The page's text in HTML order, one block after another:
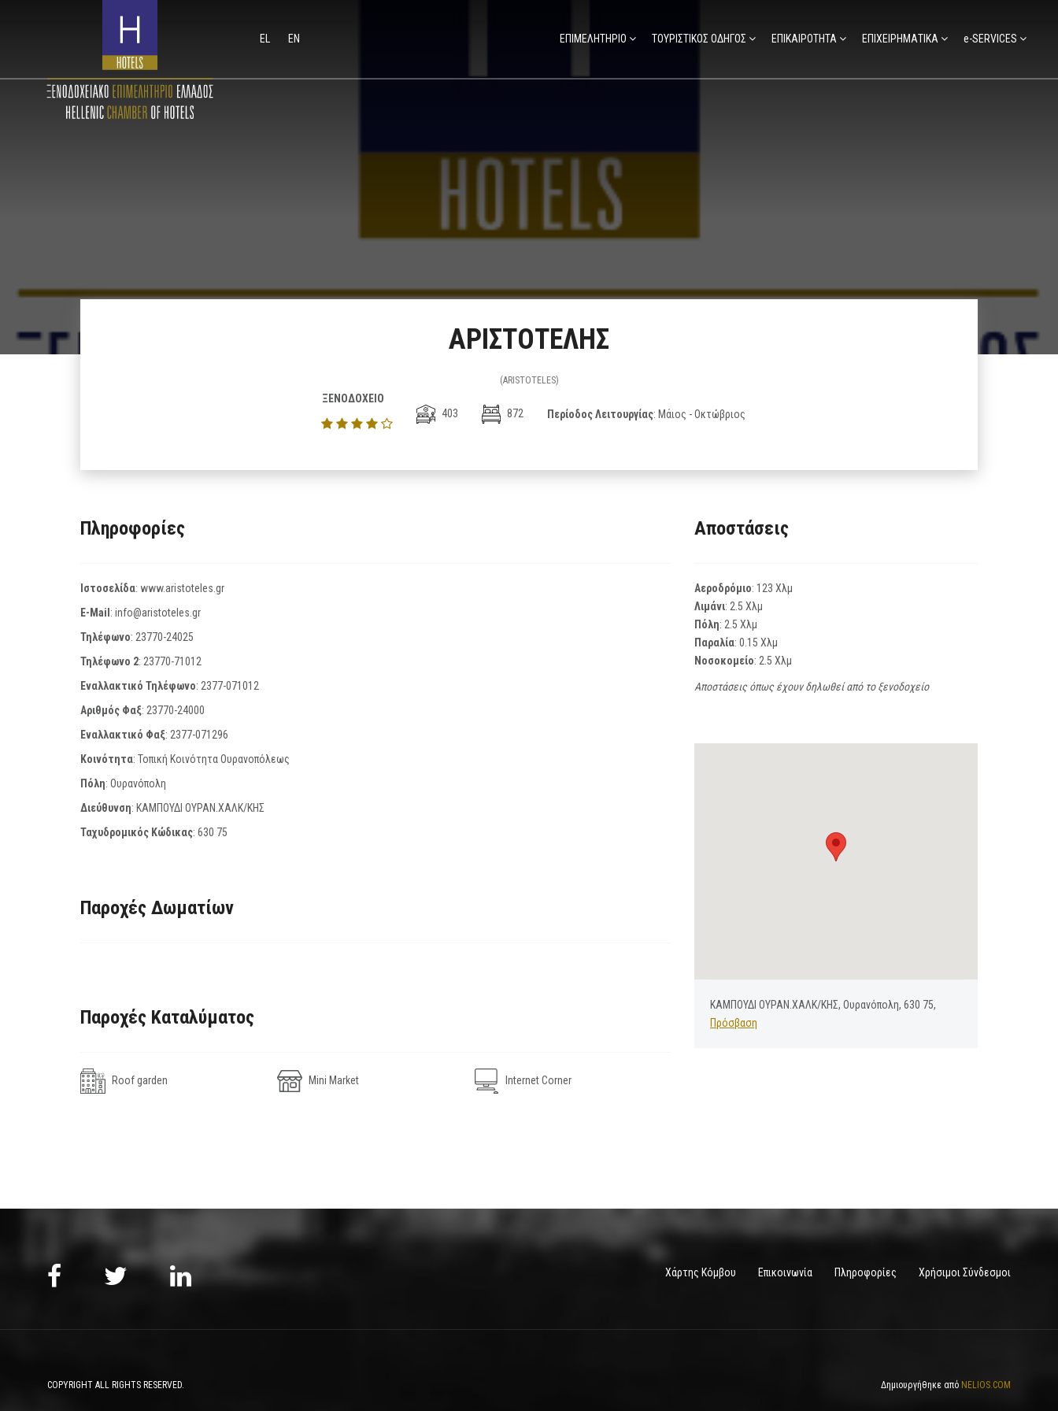
EL EN ΕΠΙΜΕΛΗΤΗΡΙΟ ΤΟΥΡΙΣΤΙΚΟΣ ΟΔΗΓΟΣ ΕΠΙΚΑΙΡΟΤΗΤΑ ΕΠΙΧΕΙΡΗΜΑΤΙΚΑ e-SERVICES
ΑΡΙΣΤΟΤΕΛΗΣ
(ARISTOTELES)
ΞΕΝΟΔΟΧΕΙΟ
403
872 Περίοδος Λειτουργίας: Μάιος - Οκτώβριος
Πληροφορίες
Ιστοσελίδα: www.aristoteles.gr
E-Mail : info@aristoteles.gr
Τηλέφωνο: 23770-24025
Τηλέφωνο 2: 23770-71012
Εναλλακτικό Τηλέφωνο: 2377-071012
Αριθμός Φαξ: 23770-24000
Εναλλακτικό Φαξ: 2377-071296
Κοινότητα: Τοπική Κοινότητα Ουρανοπόλεως
Πόλη: Ουρανόπολη
Διεύθυνση: ΚΑΜΠΟΥΔΙ ΟΥΡΑΝ.ΧΑΛΚ/ΚΗΣ
Ταχυδρομικός Κώδικας: 630 75
Παροχές Δωματίων
Παροχές Καταλύματος
Roof garden Mini Market Internet Corner
Αποστάσεις
Αεροδρόμιο: 123 Χλμ
Λιμάνι: 2.5 Χλμ
Πόλη: 2.5 Χλμ
Παραλία: 0.15 Χλμ
Νοσοκομείο: 2.5 Χλμ
Αποστάσεις όπως έχουν δηλωθεί από το ξενοδοχείο
ΚΑΜΠΟΥΔΙ ΟΥΡΑΝ.ΧΑΛΚ/ΚΗΣ, Ουρανόπολη, 630 75,
Πρόσβαση
Χάρτης Κόμβου Επικοινωνία Πληροφορίες Χρήσιμοι Σύνδεσμοι
Δημιουργήθηκε από NELIOS.COM
COPYRIGHT ALL RIGHTS RESERVED.